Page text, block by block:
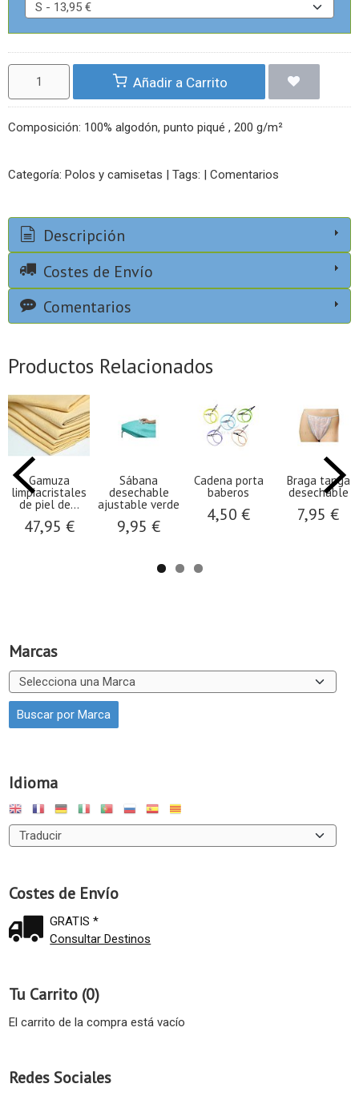
Marcas
Idioma
Costes de Envío
GRATIS *
Consultar Destinos
Tu Carrito (0)
El carrito de la compra está vacío
Redes Sociales
Añadir a Carrito
Composición: 100% algodón, punto piqué , 200 g/m²
Categoría: Polos y camisetas | Tags: | Comentarios
Descripción
Costes de Envío
Comentarios
Productos Relacionados
Gamuza
limpiacristales
de piel de...
47,95 €
Sábana
desechable
ajustable verde
9,95 €
Cadena porta
baberos
4,50 €
Braga tanga
desechable
7,95 €